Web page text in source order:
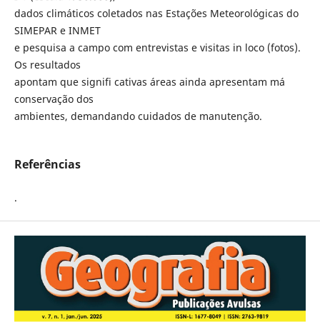
dados climáticos coletados nas Estações Meteorológicas do
SIMEPAR e INMET
e pesquisa a campo com entrevistas e visitas in loco (fotos).
Os resultados
apontam que signifi cativas áreas ainda apresentam má
conservação dos
ambientes, demandando cuidados de manutenção.
Referências
.